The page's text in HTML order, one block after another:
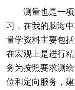
测量也是一
习，在我的脑海
量学资料主要包
在宏观上是进行
务为按照要求测
位和定向服务，